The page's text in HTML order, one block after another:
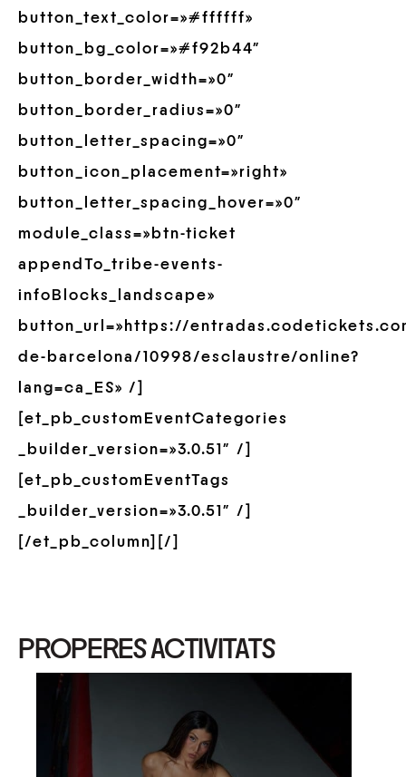
button_text_color=»#ffffff»
button_bg_color=»#f92b44″
button_border_width=»0″
button_border_radius=»0″
button_letter_spacing=»0″
button_icon_placement=»right»
button_letter_spacing_hover=»0″
module_class=»btn-ticket
appendTo_tribe-events-
infoBlocks_landscape»
button_url=»https://
de-barcelona/10998/esclaustre/online?
lang=ca_ES» /]
[et_pb_customEventCategories
_builder_version=»3.0.51″ /]
[et_pb_customEventTags
_builder_version=»3.0.51″ /]
[/et_pb_column][/]
PROPERES ACTIVITATS